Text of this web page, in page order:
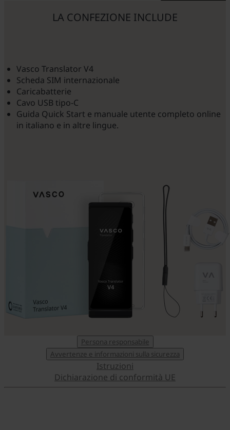
LA CONFEZIONE INCLUDE
Vasco Translator V4
Scheda SIM internazionale
Caricabatterie
Cavo USB tipo-C
Guida Quick Start e manuale utente completo online
in italiano e in altre lingue.
Persona responsabile
Avvertenze e informazioni sulla sicurezza
Istruzioni
Dichiarazione di conformità UE